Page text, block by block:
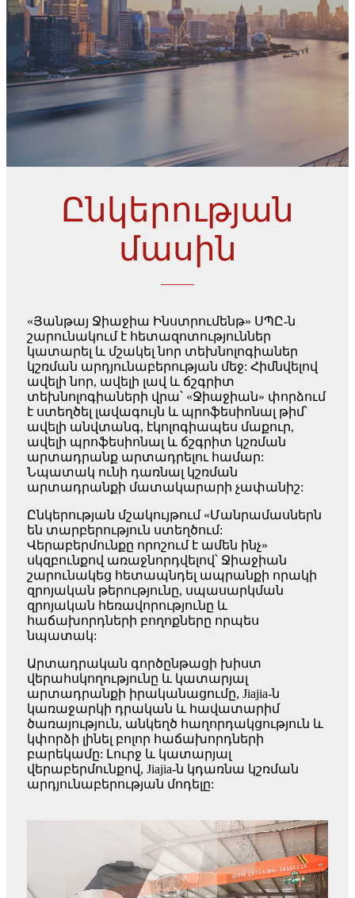
Ընկերության
մասին
«Յանթայ Ջիաջիա Ինստրումենթ» ՍՊԸ-ն
շարունակում է հետազոտություններ
կատարել և մշակել նոր տեխնոլոգիաներ
կշռման արդյունաբերության մեջ: Հիմնվելով
ավելի նոր, ավելի լավ և ճշգրիտ
տեխնոլոգիաների վրա՝ «Ջիաջիան» փորձում
է ստեղծել լավագույն և պրոֆեսիոնալ թիմ՝
ավելի անվտանգ, էկոլոգիապես մաքուր,
ավելի պրոֆեսիոնալ և ճշգրիտ կշռման
արտադրանք արտադրելու համար:
Նպատակ ունի դառնալ կշռման
արտադրանքի մատակարարի չափանիշ:
Ընկերության մշակույթում «Մանրամասներն
են տարբերություն ստեղծում:
Վերաբերմունքը որոշում է ամեն ինչ»
սկզբունքով առաջնորդվելով՝ Ջիաջիան
շարունակեց հետապնդել ապրանքի որակի
զրոյական թերությունը, սպասարկման
զրոյական հեռավորությունը և
հաճախորդների բողոքները որպես
նպատակ:
Արտադրական գործընթացի խիստ
վերահսկողությունը և կատարյալ
արտադրանքի իրականացումը, Jiajia-ն
կառաջարկի դրական և հավատարիմ
ծառայություն, անկեղծ հաղորդակցություն և
կփորձի լինել բոլոր հաճախորդների
բարեկամը: Լուրջ և կատարյալ
վերաբերմունքով, Jiajia-ն կդառնա կշռման
արդյունաբերության մոդելը: